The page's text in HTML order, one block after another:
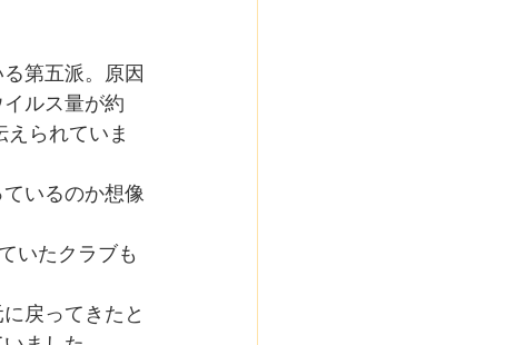
第五派。原因
ルス量が約
られていま
いるのか想像
いたクラブも
戻ってきたと